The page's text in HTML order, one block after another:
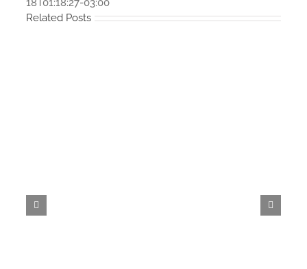
18T01:18:27-03:00
Related Posts